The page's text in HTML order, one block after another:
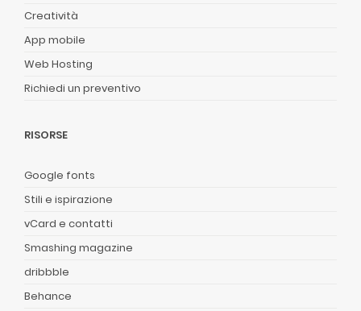
Creatività
App mobile
Web Hosting
Richiedi un preventivo
RISORSE
Google fonts
Stili e ispirazione
vCard e contatti
Smashing magazine
dribbble
Behance